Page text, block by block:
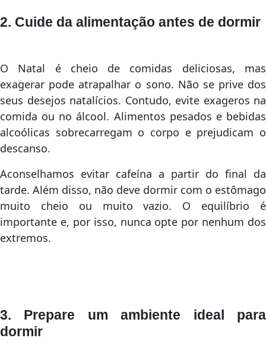
2. Cuide da alimentação antes de dormir
O Natal é cheio de comidas deliciosas, mas
exagerar pode atrapalhar o sono. Não se prive dos
seus desejos natalícios. Contudo, evite exageros na
comida ou no álcool. Alimentos pesados e bebidas
alcoólicas sobrecarregam o corpo e prejudicam o
descanso.
Aconselhamos evitar cafeína a partir do final da
tarde. Além disso, não deve dormir com o estômago
muito cheio ou muito vazio. O equilíbrio é
importante e, por isso, nunca opte por nenhum dos
extremos.
3. Prepare um ambiente ideal para
dormir